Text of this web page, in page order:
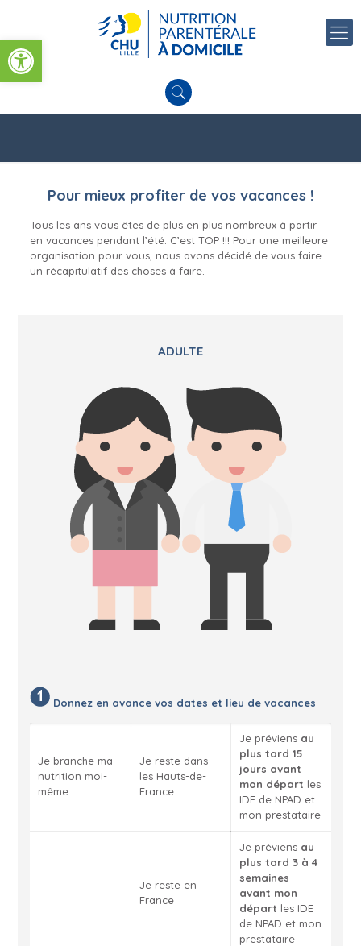
Ouvrir la barre d’outils
Pour mieux profiter de vos vacances !
Tous les ans vous êtes de plus en plus nombreux à partir
en vacances pendant l’été. C’est TOP !!! Pour une meilleure
organisation pour vous, nous avons décidé de vous faire
un récapitulatif des choses à faire.
ADULTE
Donnez en avance vos dates et lieu de vacances
Je branche ma
nutrition moi-
même
Je reste dans
les Hauts-de-
France
Je préviens au
plus tard 15
jours avant
mon départ les
IDE de NPAD et
mon prestataire
Je reste en
France
Je préviens au
plus tard 3 à 4
semaines
avant mon
départ les IDE
de NPAD et mon
prestataire